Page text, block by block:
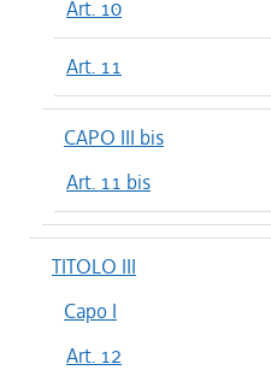
Art. 10
Art. 11
CAPO III bis
Art. 11 bis
TITOLO III
Capo I
Art. 12